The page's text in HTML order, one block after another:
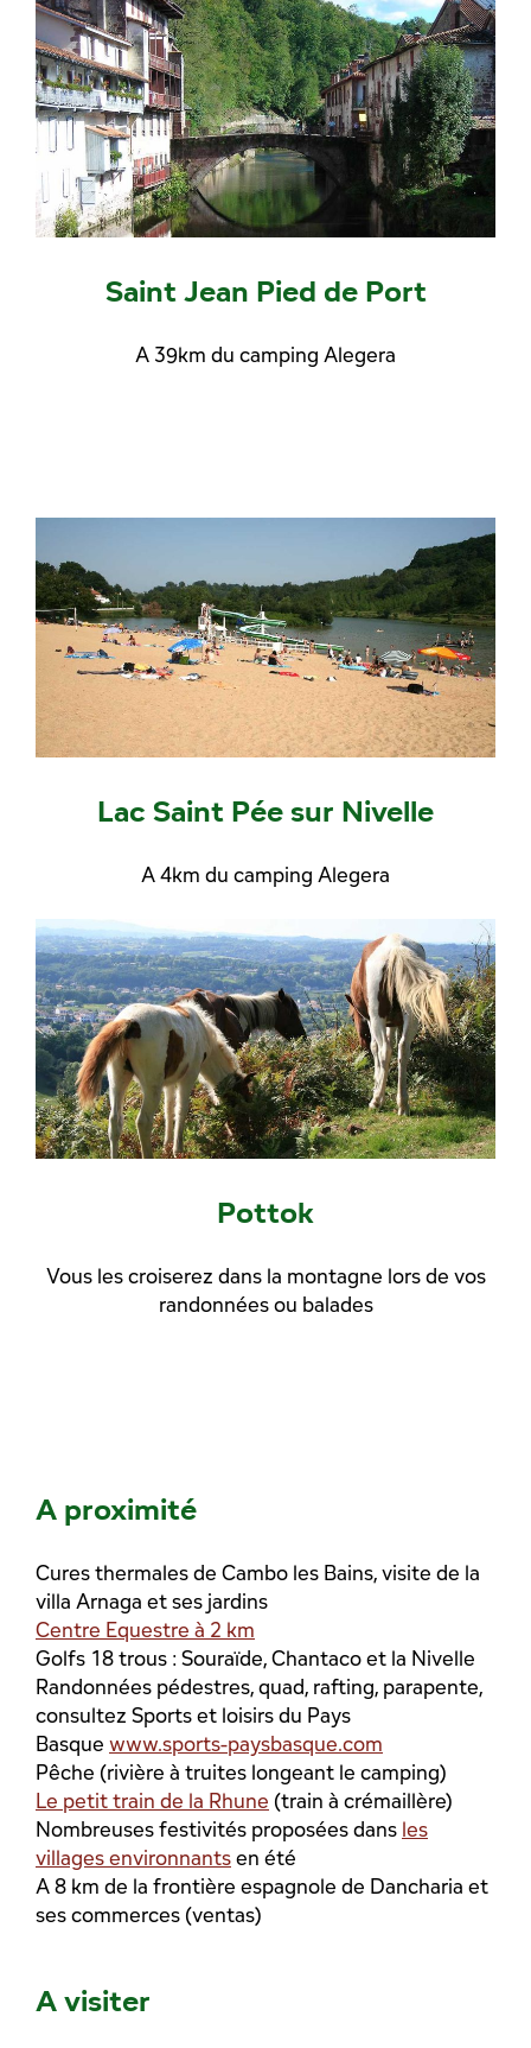
Saint Jean Pied de Port
A 39km du camping Alegera
Lac Saint Pée sur Nivelle
A 4km du camping Alegera
Pottok
Vous les croiserez dans la montagne lors de vos
randonnées ou balades
A proximité
Cures thermales de Cambo les Bains, visite de la
villa Arnaga et ses jardins
Centre Equestre à 2 km
Golfs 18 trous : Souraïde, Chantaco et la Nivelle
Randonnées pédestres, quad, rafting, parapente,
consultez Sports et loisirs du Pays
Basque www.sports-paysbasque.com
Pêche (rivière à truites longeant le camping)
Le petit train de la Rhune (train à crémaillère)
Nombreuses festivités proposées dans les
villages environnantsen été
A 8 km de la frontière espagnole de Dancharia et
ses commerces (ventas)
A visiter